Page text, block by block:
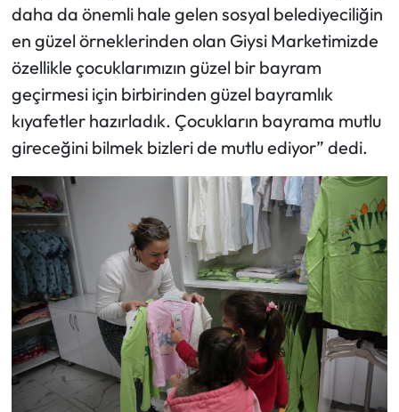
daha da önemli hale gelen sosyal belediyeciliğin
en güzel örneklerinden olan Giysi Marketimizde
özellikle çocuklarımızın güzel bir bayram
geçirmesi için birbirinden güzel bayramlık
kıyafetler hazırladık. Çocukların bayrama mutlu
gireceğini bilmek bizleri de mutlu ediyor” dedi.